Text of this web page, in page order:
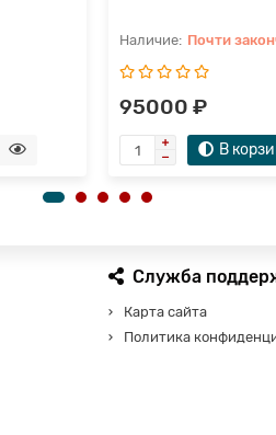
Почти
95000 ₽
В
Служба
Карта сайта
Политика